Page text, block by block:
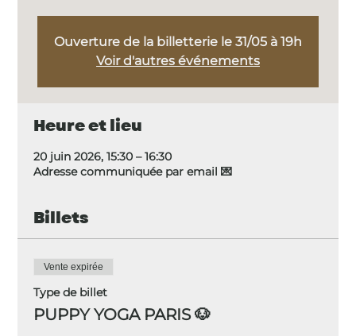
Ouverture de la billetterie le 31/05 à 19h
Voir d'autres événements
Heure et lieu
20 juin 2026, 15:30 – 16:30
Adresse communiquée par email 💌
Billets
Vente expirée
Type de billet
PUPPY YOGA PARIS 🐶